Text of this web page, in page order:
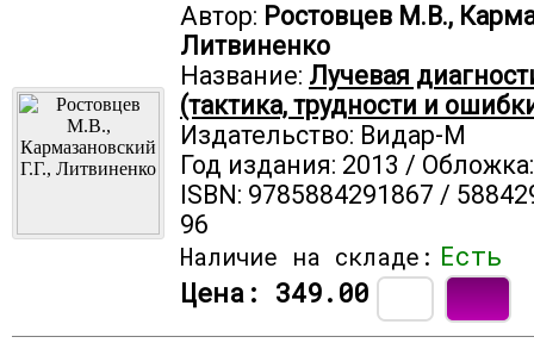
Автор: Ростовцев М.В.,
Литвиненко
Название: Лучевая
(тактика, трудности и
Издательство: Видар-М
Год издания: 2013 /
ISBN: 9785884291867 /
96
Наличие на складе: Есть
Цена: 349.00